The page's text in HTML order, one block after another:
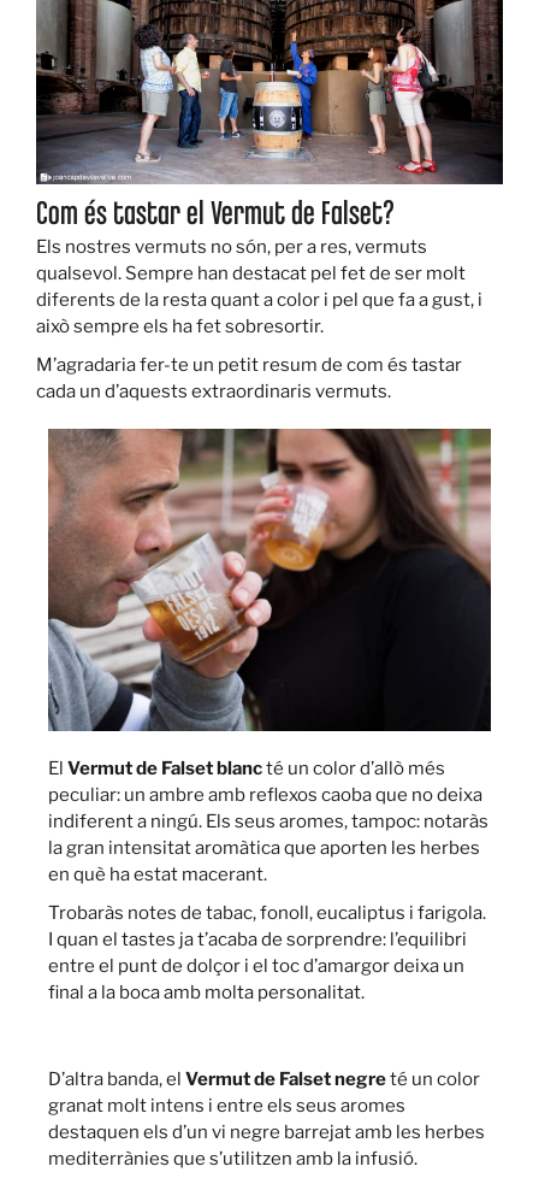
Com és tastar el Vermut de Falset?
Els nostres vermuts no són, per a res, vermuts
qualsevol. Sempre han destacat pel fet de ser molt
diferents de la resta quant a color i pel que fa a gust, i
això sempre els ha fet sobresortir.
M’agradaria fer-te un petit resum de com és tastar
cada un d’aquests extraordinaris vermuts.
El Vermut de Falset blancté un color d’allò més
peculiar: un ambre amb reflexos caoba que no deixa
indiferent a ningú. Els seus aromes, tampoc: notaràs
la gran intensitat aromàtica que aporten les herbes
en què ha estat macerant.
Trobaràs notes de tabac, fonoll, eucaliptus i farigola.
I quan el tastes ja t’acaba de sorprendre: l’equilibri
entre el punt de dolçor i el toc d’amargor deixa un
final a la boca amb molta personalitat.
D’altra banda, el Vermut de Falset negreté un color
granat molt intens i entre els seus aromes
destaquen els d’un vi negre barrejat amb les herbes
mediterrànies que s’utilitzen amb la infusió.